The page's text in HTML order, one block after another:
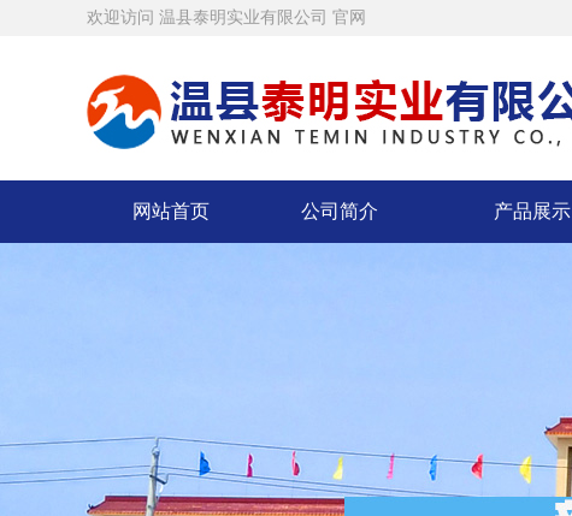
欢迎访问 温县泰明实业有限公司 官网
网站首页 公司简介 产品展示